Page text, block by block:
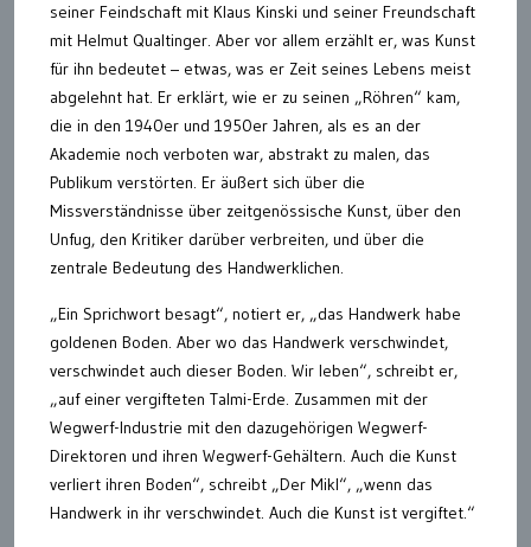
seiner Feindschaft mit Klaus Kinski und seiner Freundschaft
mit Helmut Qualtinger. Aber vor allem erzählt er, was Kunst
für ihn bedeutet – etwas, was er Zeit seines Lebens meist
abgelehnt hat. Er erklärt, wie er zu seinen „Röhren“ kam,
die in den 1940er und 1950er Jahren, als es an der
Akademie noch verboten war, abstrakt zu malen, das
Publikum verstörten. Er äußert sich über die
Missverständnisse über zeitgenössische Kunst, über den
Unfug, den Kritiker darüber verbreiten, und über die
zentrale Bedeutung des Handwerklichen.
„Ein Sprichwort besagt“, notiert er, „das Handwerk habe
goldenen Boden. Aber wo das Handwerk verschwindet,
verschwindet auch dieser Boden. Wir leben“, schreibt er,
„auf einer vergifteten Talmi-Erde. Zusammen mit der
Wegwerf-Industrie mit den dazugehörigen Wegwerf-
Direktoren und ihren Wegwerf-Gehältern. Auch die Kunst
verliert ihren Boden“, schreibt „Der Mikl“, „wenn das
Handwerk in ihr verschwindet. Auch die Kunst ist vergiftet.“